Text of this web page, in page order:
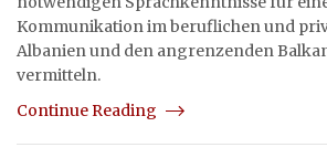
Kommunikation im beruflichen und
Albanien und den angrenzenden
vermitteln.
Continue Reading